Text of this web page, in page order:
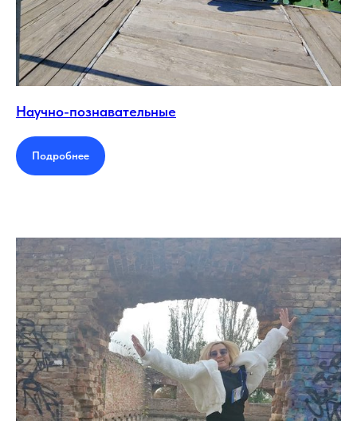
Научно-познавательные
Подробнее